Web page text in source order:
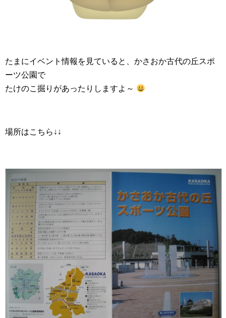
たまにイベント情報を見ていると、かさおか古代の丘スポ
ーツ公園で
たけのこ掘りがあったりしますよ～
場所はこちら↓↓